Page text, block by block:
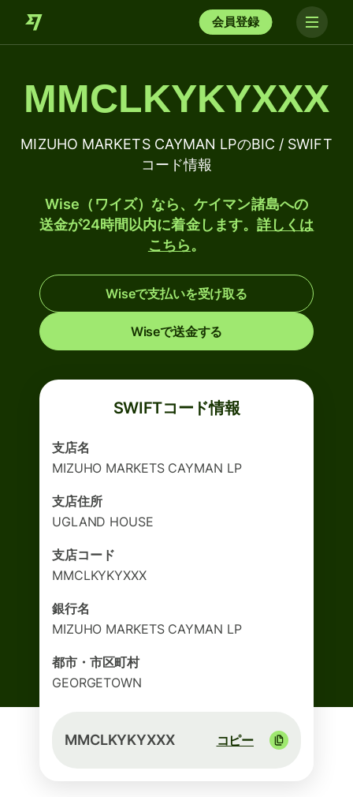
会員登録
MMCLKYKYXXX
MIZUHO MARKETS CAYMAN LPのBIC / SWIFT
コード情報
Wise（ワイズ）なら、ケイマン諸島への
送金が24時間以内に着金します。詳しくは
こちら。
Wiseで支払いを受け取る
Wiseで送金する
SWIFTコード情報
支店名
MIZUHO MARKETS CAYMAN LP
支店住所
UGLAND HOUSE
支店コード
MMCLKYKYXXX
銀行名
MIZUHO MARKETS CAYMAN LP
都市・市区町村
GEORGETOWN
MMCLKYKYXXX コピー